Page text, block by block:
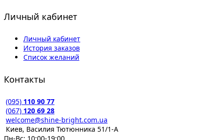
Личный кабинет
Личный кабинет
История заказов
Список желаний
Контакты
(095) 110 90 77
(067) 120 69 28
welcome@shine-bright.com.ua
Киев, Василия Тютюнника 51/1-А